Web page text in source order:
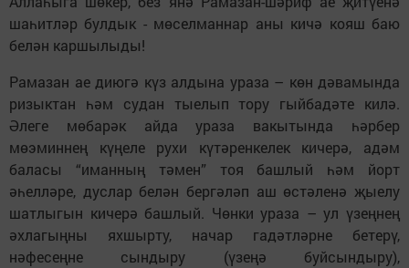
шаһитләр булдык - мөселманнар аны кичә кояш баю
белән каршылыды!
Рамазан ае диюгә күз алдына ураза – көн дәвамында
ризыктан һәм судан тыелып тору гыйбадәте килә.
Әлеге мөбарәк айда ураза вакытында һәрбер
мөэминнең күңеле рухи күтәренкелек кичерә, адәм
баласы “иманның тәмен” тоя башлый һәм йорт
әһелләре, дуслар белән бергәләп аш өстәленә җыелу
шатлыгын кичерә башлый. Чөнки ураза – ул үзеңнең
әхлагыңны яхшырту, начар гадәтләрне бетерү,
нәфесеңне сындыру (үзеңә буйсындыру),